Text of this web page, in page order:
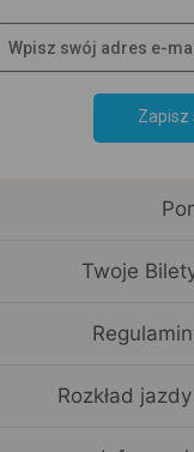
Zapisz
Twoje
Rozkład